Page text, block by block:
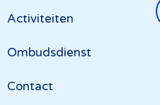
Activiteiten
Ombudsdienst
Contact